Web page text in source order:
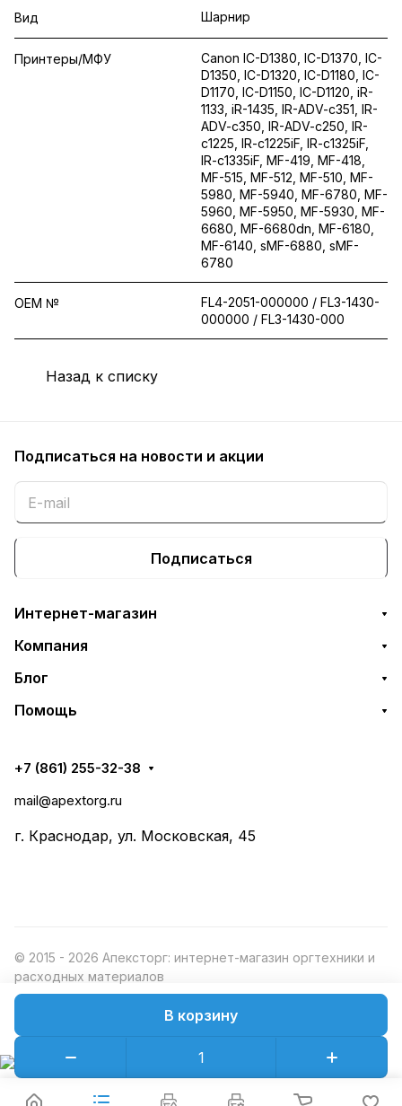
В корзину
Вид Шарнир
Принтеры/МФУ
Canon IC-D1380, IC-D1370, IC-
D1350, IC-D1320, IC-D1180, IC-
D1170, IC-D1150, IC-D1120, iR-
1133, iR-1435, IR-ADV-c351, IR-
ADV-c350, IR-ADV-c250, IR-
c1225, IR-c1225iF, IR-c1325iF,
IR-c1335iF, MF-419, MF-418,
MF-515, MF-512, MF-510, MF-
5980, MF-5940, MF-6780, MF-
5960, MF-5950, MF-5930, MF-
6680, MF-6680dn, MF-6180,
MF-6140, sMF-6880, sMF-
6780
OEM №
FL4-2051-000000 / FL3-1430-
000000 / FL3-1430-000
Назад к списку
Подписаться на новости и акции
Подписаться
Интернет-магазин
Компания
Блог
Помощь
+7 (861) 255-32-38
mail@apextorg.ru
г. Краснодар, ул. Московская, 45
© 2015 - 2026 Апексторг: интернет-магазин оргтехники и
расходных материалов
Конфиденциальность